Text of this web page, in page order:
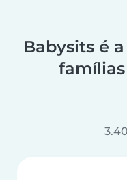
Babysits é